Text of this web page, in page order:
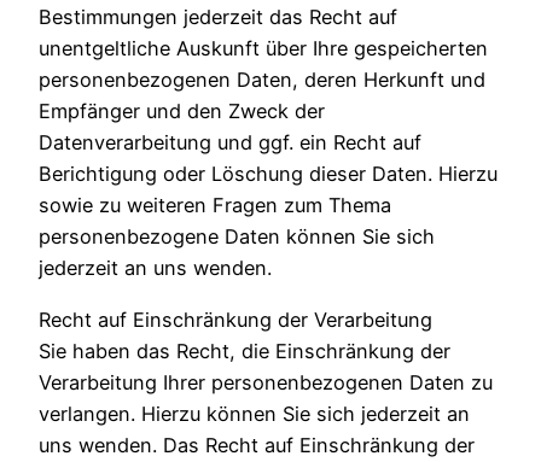
Bestimmungen jederzeit das Recht auf
unentgeltliche Auskunft über Ihre gespeicherten
personenbezogenen Daten, deren Herkunft und
Empfänger und den Zweck der
Datenverarbeitung und ggf. ein Recht auf
Berichtigung oder Löschung dieser Daten. Hierzu
sowie zu weiteren Fragen zum Thema
personenbezogene Daten können Sie sich
jederzeit an uns wenden.
Recht auf Einschränkung der Verarbeitung
Sie haben das Recht, die Einschränkung der
Verarbeitung Ihrer personenbezogenen Daten zu
verlangen. Hierzu können Sie sich jederzeit an
uns wenden. Das Recht auf Einschränkung der